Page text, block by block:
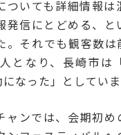
ついても詳細情報は
発信にとどめる、と
。それでも観客数
となり、長崎市は
なった」としていま
ンでは、会期初め